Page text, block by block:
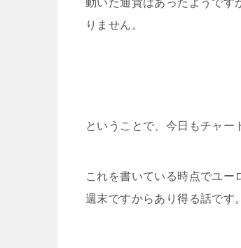
動いた通貨はあったようです
りません。
ということで、今日もチャー
これを書いている時点でユ
週末ですからあり得る話です。